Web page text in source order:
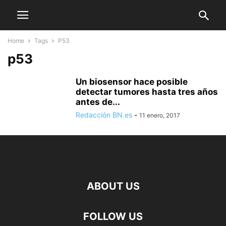
Home Tags P53
p53
Un biosensor hace posible
detectar tumores hasta tres años
antes de...
Redacción BN.es - 11 enero, 2017
ABOUT US
FOLLOW US